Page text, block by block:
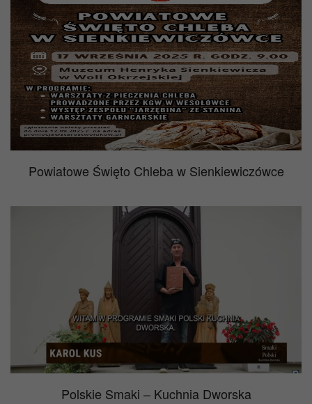
Powiatowe Święto Chleba w Sienkiewiczówce
Polskie Smaki – Kuchnia Dworska